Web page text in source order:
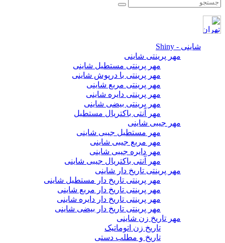
شاینی - Shiny
مهر پرینتی شاینی
مهر پرینتی مستطیل شاینی
مهر پرینتی با درپوش شاینی
مهر پرینتی مربع شاینی
مهر پرینتی دایره شاینی
مهر پرینتی بیضی شاینی
مهر آنتی باکتریال مستطیل
مهر جیبی شاینی
مهر مستطیل جیبی شاینی
مهر مربع جیبی شاینی
مهر دایره جیبی شاینی
مهر آنتی باکتریال جیبی شاینی
مهر پرینتی تاریخ دار شاینی
مهر پرینتی تاریخ دار مستطیل شاینی
مهر پرینتی تاریخ دار مربع شاینی
مهر پرینتی تاریخ دار دایره شاینی
مهر پرینتی تاریخ دار بیضی شاینی
مهر تاریخ زن شاینی
تاریخ زن اتوماتیک
تاریخ و مطلب دستی